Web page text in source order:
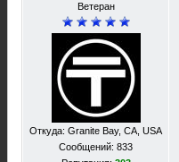
Ветеран
Откуда: Granite Bay, CA, USA
Сообщений: 833